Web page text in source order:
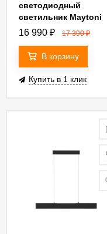
светодиодный
светильник Maytoni
Step P010PL-L30W
16 990 ₽ 17 390₽
В корзину
Купить в 1 клик